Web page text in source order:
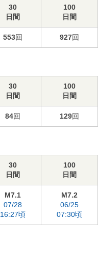
30
日間
100
日間
553回 927回
30
日間
100
日間
84回 129回
30
日間
100
日間
M7.1
07/28
16:27頃
M7.2
06/25
07:30頃